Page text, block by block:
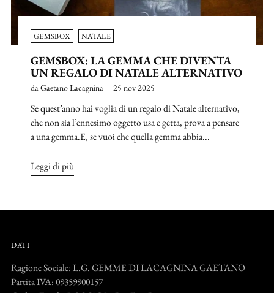
GEMSBOX NATALE
GEMSBOX: LA GEMMA CHE DIVENTA
UN REGALO DI NATALE ALTERNATIVO
da Gaetano Lacagnina 25 nov 2025
Se quest’anno hai voglia di un regalo di Natale alternativo,
che non sia l’ennesimo oggetto usa e getta, prova a pensare
a una gemma.E, se vuoi che quella gemma abbia...
Leggi di più
DATI
Ragione Sociale: L.G. GEMME DI LACAGNINA GAETANO
Partita IVA: 09359900157